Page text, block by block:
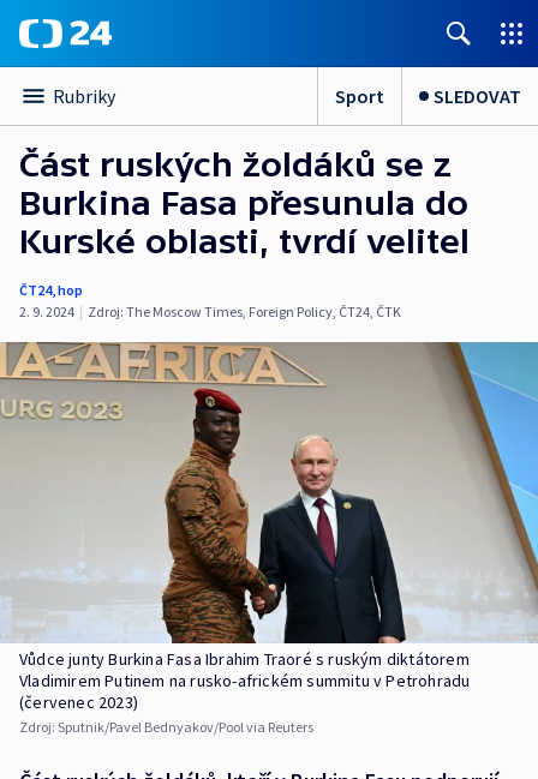
Rubriky Sport SLEDOVAT
Část ruských žoldáků se z
Burkina Fasa přesunula do
Kurské oblasti, tvrdí velitel
ČT24,hop
2. 9. 2024 | Zdroj: The Moscow Times, Foreign Policy, ČT24, ČTK
Vůdce junty Burkina Fasa Ibrahim Traoré s ruským diktátorem
Vladimirem Putinem na rusko-africkém summitu v Petrohradu
(červenec 2023)
Zdroj: Sputnik/Pavel Bednyakov/Pool via Reuters